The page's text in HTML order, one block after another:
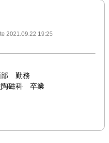
2021.09.22 19:25
　勤務
磁科　卒業